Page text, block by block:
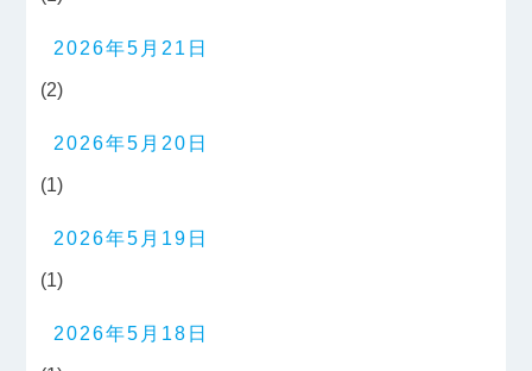
2026年5月21日
(2)
2026年5月20日
(1)
2026年5月19日
(1)
2026年5月18日